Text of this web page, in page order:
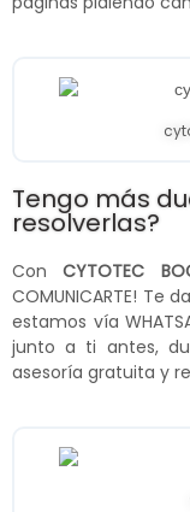
Tengo más
resolverlas?
ConCYTOTEC
COMUNICARTE! Te
estamos vía
junto a ti antes,
asesoría gratuita y